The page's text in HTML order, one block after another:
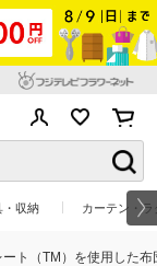
・収納 カーテン・
ト（TM）を使用した布